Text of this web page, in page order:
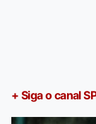
+ Siga o canal